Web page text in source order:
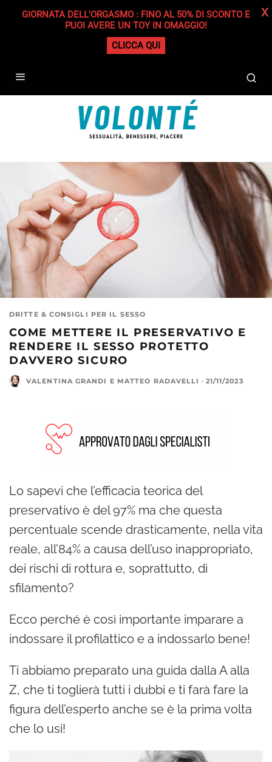
DRITTE & CONSIGLI PER IL SESSO
COME METTERE IL PRESERVATIVO E
RENDERE IL SESSO PROTETTO
DAVVERO SICURO
VALENTINA GRANDI E MATTEO RADAVELLI · 21/11/2023
Lo sapevi che l’efficacia teorica del
preservativo è del 97% ma che questa
percentuale scende drasticamente, nella vita
reale, all’84% a causa dell’uso inappropriato,
dei rischi di rottura e, soprattutto, di
sfilamento?
Ecco perché è così importante imparare a
indossare il profilattico e a indossarlo bene!
Ti abbiamo preparato una guida dalla A alla
Z, che ti toglierà tutti i dubbi e ti farà fare la
figura dell’esperto anche se è la prima volta
che lo usi!
GIORNATA DELL'ORGASMO : FINO AL 50% DI SCONTO E
PUOI AVERE UN TOY IN OMAGGIO!
CLICCA QUI
X